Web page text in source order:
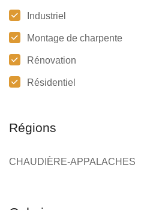
Industriel
Montage de charpente
Rénovation
Résidentiel
Régions
CHAUDIÈRE-APPALACHES